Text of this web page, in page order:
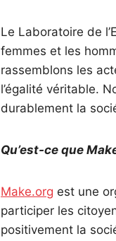
Le Laboratoire de
femmes et les
rassemblons les
l’égalité véritable.
durablement la
Qu’est-ce que
Make.org est une
participer les
positivement la